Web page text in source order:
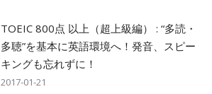
TOEIC 800点 以上（超上級編） : “多読・
多聴”を基本に英語環境へ！発音、スピー
キングも忘れずに！
2017-01-21